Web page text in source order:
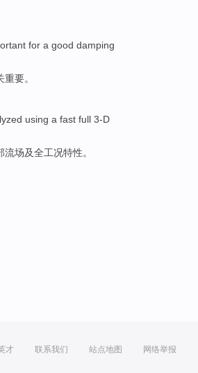
for a good damping
重要。
using a fast full 3-D
流场及全工况特性。
才 联系我们 站点地图 网络举报